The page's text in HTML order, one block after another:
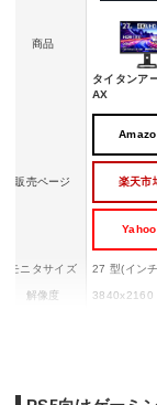
商品
タイタンア
AX
販売ページ 楽天市
モニタサイズ 27 型(イン
解像度 3840x2160